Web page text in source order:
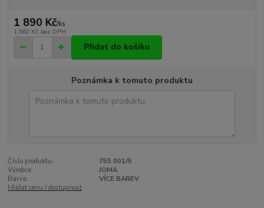
1 890 Kč/ks
1 562 Kč bez DPH
Přidat do košíku
Poznámka k tomuto produktu
Číslo produktu:
755 001/5
Výrobce:
JOMA
Barva:
VÍCE BAREV
Hlídat cenu / dostupnost